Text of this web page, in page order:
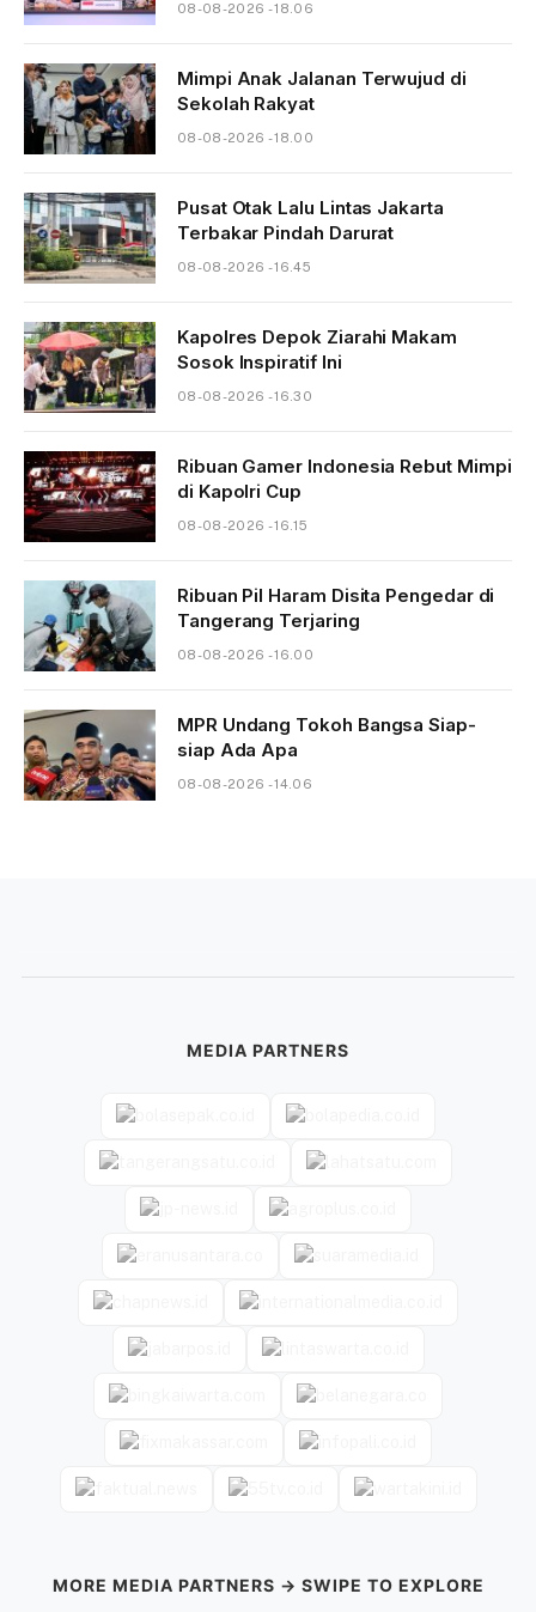
08-08-2026 - 18.06
Mimpi Anak Jalanan Terwujud di
Sekolah Rakyat
08-08-2026 - 18.00
Pusat Otak Lalu Lintas Jakarta
Terbakar Pindah Darurat
08-08-2026 - 16.45
Kapolres Depok Ziarahi Makam
Sosok Inspiratif Ini
08-08-2026 - 16.30
Ribuan Gamer Indonesia Rebut Mimpi
di Kapolri Cup
08-08-2026 - 16.15
Ribuan Pil Haram Disita Pengedar di
Tangerang Terjaring
08-08-2026 - 16.00
MPR Undang Tokoh Bangsa Siap-
siap Ada Apa
08-08-2026 - 14.06
MEDIA PARTNERS
MORE MEDIA PARTNERS → SWIPE TO EXPLORE